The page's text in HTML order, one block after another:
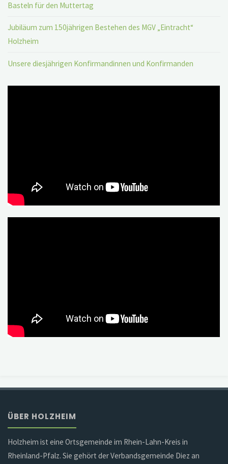
Basteln für den Muttertag
Jubiläum zum 150jährigen Bestehen des MGV „Eintracht“
Holzheim
Unsere diesjährigen Konfirmandinnen und Konfirmanden
ÜBER HOLZHEIM
Holzheim ist eine Ortsgemeinde im Rhein-Lahn-Kreis in
Rheinland-Pfalz. Sie gehört der Verbandsgemeinde Diez an